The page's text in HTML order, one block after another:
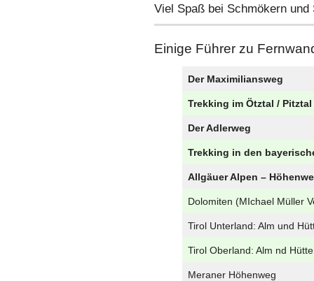
Viel Spaß bei Schmökern und
Einige Führer zu
Der Maximiliansweg
Trekking im Ötztal / Pitztal
Der Adlerweg
Trekking in den
Allgäuer Alpen –
Dolomiten (MIchael Müller
Tirol Unterland: Alm und
Tirol Oberland: Alm nd
Meraner Höhenweg